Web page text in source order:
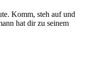
Komm, steh auf und
hat dir zu seinem